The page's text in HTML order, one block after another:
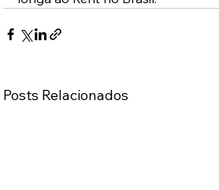
Posts Relacionados